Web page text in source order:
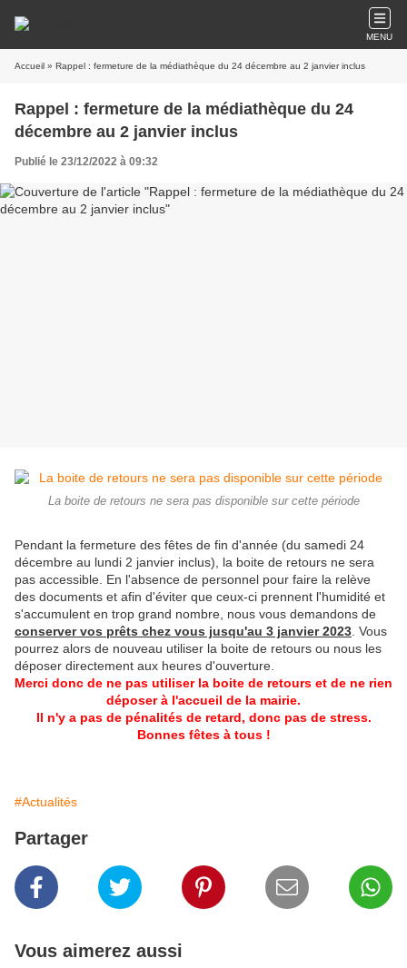
MENU
Accueil » Rappel : fermeture de la médiathèque du 24 décembre au 2 janvier inclus
Rappel : fermeture de la médiathèque du 24
décembre au 2 janvier inclus
Publié le 23/12/2022 à 09:32
La boite de retours ne sera pas disponible sur cette période
Pendant la fermeture des fêtes de fin d'année (du samedi 24
décembre au lundi 2 janvier inclus), la boite de retours ne sera
pas accessible. En l'absence de personnel pour faire la relève
des documents et afin d'éviter que ceux-ci prennent l'humidité et
s'accumulent en trop grand nombre, nous vous demandons de
conserver vos prêts chez vous jusqu'au 3 janvier 2023 . Vous
pourrez alors de nouveau utiliser la boite de retours ou nous les
déposer directement aux heures d'ouverture.
Merci donc de ne pas utiliser la boite de retours et de ne rien
déposer à l'accueil de la mairie.
Il n'y a pas de pénalités de retard, donc pas de stress.
Bonnes fêtes à tous !
#Actualités
Partager
Vous aimerez aussi